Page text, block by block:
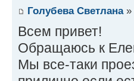
Голубева Светлана»
Всем привет!
Обращаюсь к
Мы все-таки